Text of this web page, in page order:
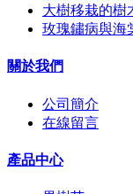
大樹移栽的樹
玫瑰鏽病與海
關於我們
公司簡介
在線留言
產品中心